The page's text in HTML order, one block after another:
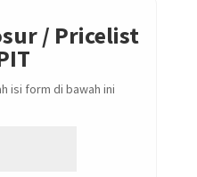
/ Pricelist
isi form di bawah ini